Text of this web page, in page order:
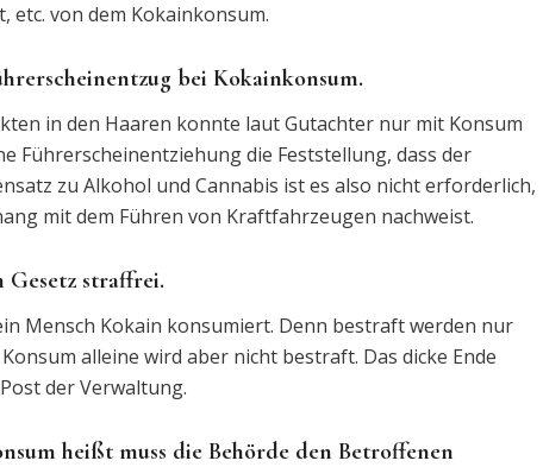
etc. von dem Kokainkonsum.
bei Kokainkonsum.
in den Haaren konnte laut Gutachter nur mit Konsum
Führerscheinentziehung die Feststellung, dass der
zu Alkohol und Cannabis ist es also nicht erforderlich,
mit dem Führen von Kraftfahrzeugen nachweist.
Gesetz straffrei.
Mensch Kokain konsumiert. Denn bestraft werden nur
alleine wird aber nicht bestraft. Das dicke Ende
der Verwaltung.
heißt muss die Behörde den Betroffenen